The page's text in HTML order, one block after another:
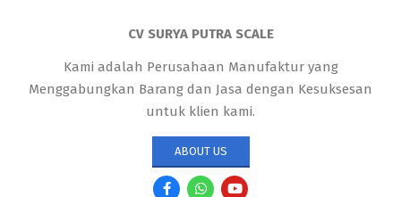
CV SURYA PUTRA SCALE
Kami adalah Perusahaan Manufaktur yang
Menggabungkan Barang dan Jasa dengan Kesuksesan
untuk klien kami.
ABOUT US